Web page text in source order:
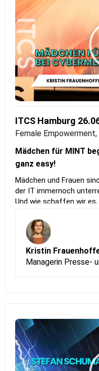
ITCS Hamburg
Female
Mädchen für MINT
ganz easy!
Mädchen und Frauen
der IT immernoch
Und wie schaffen wir
Programm setzt
persönlichen
CyberMentor
einbringen und als
MINT unterstützen und
Kristin
Managerin Presse-